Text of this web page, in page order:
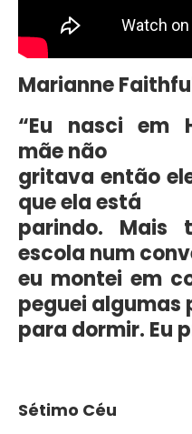
Marianne
“Eu nasci em
mãe não
gritava então
que ela está
parindo. Mais
escola num
eu montei em
peguei algumas
para dormir. Eu
Sétimo Céu